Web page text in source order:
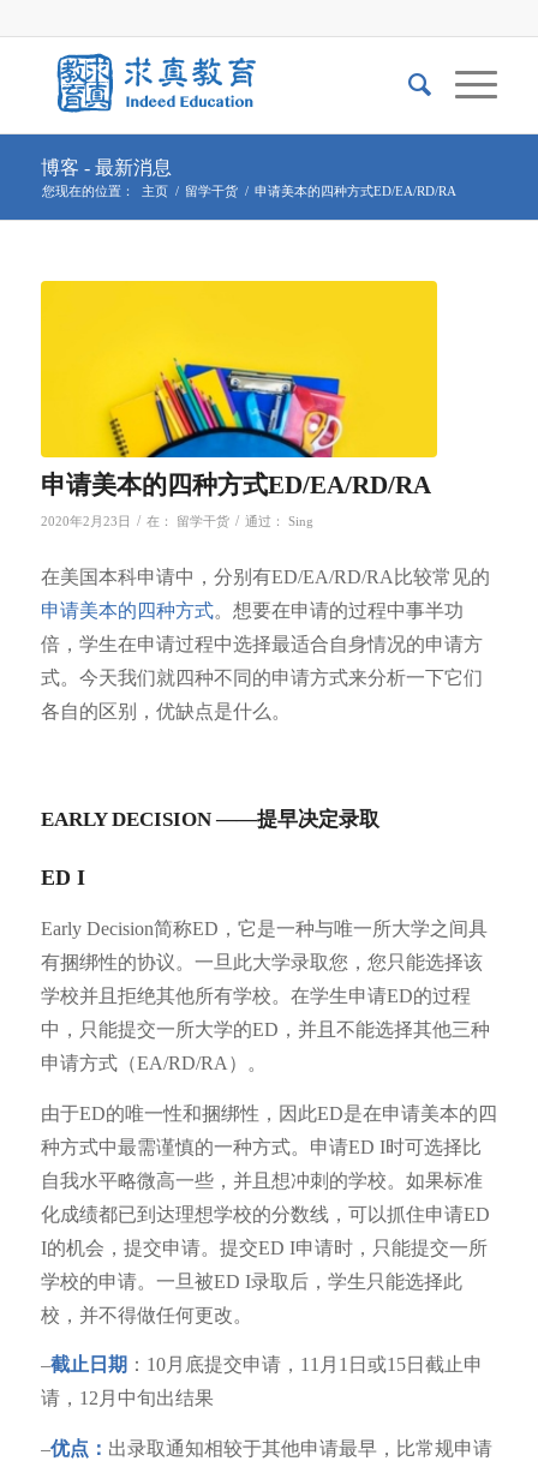
博客 - 最新消息
您现在的位置： 主页 / 留学干货 / 申请美本的四种方式ED/EA/RD/RA
申请美本的四种方式ED/EA/RD/RA
2020年2月23日 / 在： 留学干货 / 通过： Sing
在美国本科申请中，分别有ED/EA/RD/RA比较常见的
申请美本的四种方式。想要在申请的过程中事半功
倍，学生在申请过程中选择最适合自身情况的申请方
式。今天我们就四种不同的申请方式来分析一下它们
各自的区别，优缺点是什么。
EARLY DECISION ——提早决定录取
ED I
Early Decision简称ED，它是一种与唯一所大学之间具
有捆绑性的协议。一旦此大学录取您，您只能选择该
学校并且拒绝其他所有学校。在学生申请ED的过程
中，只能提交一所大学的ED，并且不能选择其他三种
申请方式（EA/RD/RA）。
由于ED的唯一性和捆绑性，因此ED是在申请美本的四
种方式中最需谨慎的一种方式。申请ED I时可选择比
自我水平略微高一些，并且想冲刺的学校。如果标准
化成绩都已到达理想学校的分数线，可以抓住申请ED
I的机会，提交申请。提交ED I申请时，只能提交一所
学校的申请。一旦被ED I录取后，学生只能选择此
校，并不得做任何更改。
–截止日期 ：10月底提交申请，11月1日或15日截止申
请，12月中旬出结果
–优点： 出录取通知相较于其他申请最早，比常规申请